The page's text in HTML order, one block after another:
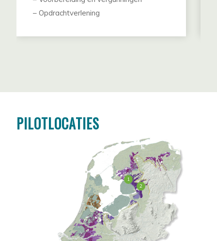
– Opdrachtverlening
PILOTLOCATIES
1
2